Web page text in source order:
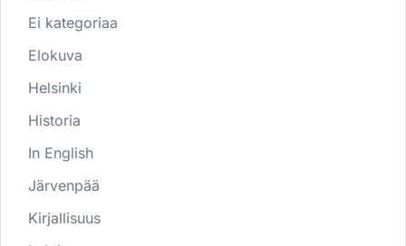
Ei kategoriaa
Elokuva
Helsinki
Historia
In English
Järvenpää
Kirjallisuus